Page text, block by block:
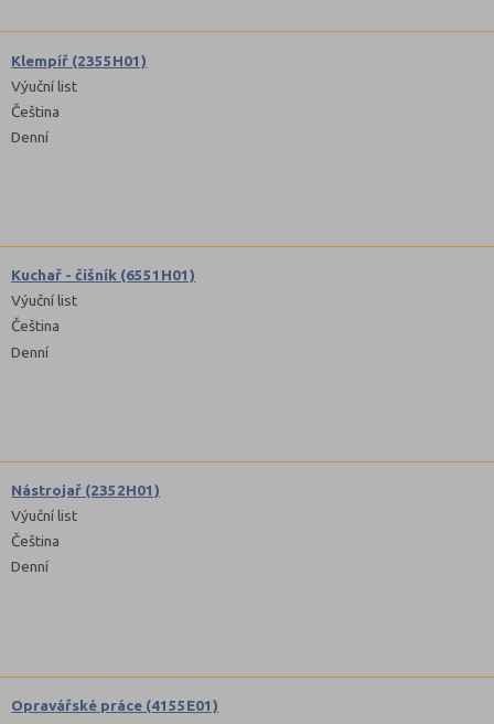
Klempíř (2355H01)
Výuční list
Čeština
Denní
Kuchař - číšník (6551H01)
Výuční list
Čeština
Denní
Nástrojař (2352H01)
Výuční list
Čeština
Denní
Opravářské práce (4155E01)